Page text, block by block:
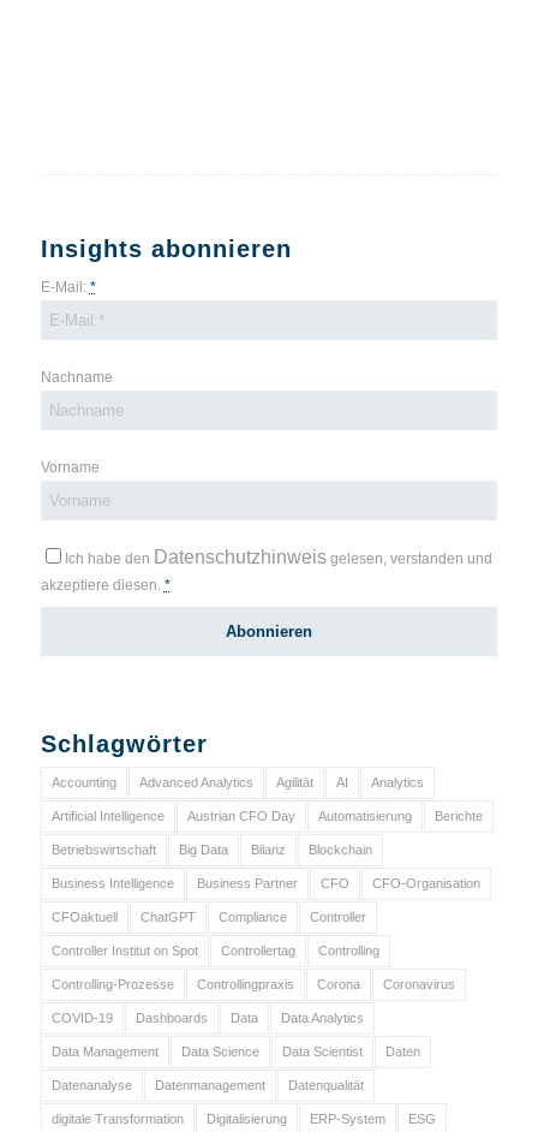
Insights abonnieren
E-Mail: *
Nachname
Vorname
Ich habe den Datenschutzhinweisgelesen, verstanden und
akzeptiere diesen. *
Schlagwörter
Accounting Advanced Analytics Agilität AI Analytics
Artificial Intelligence Austrian CFO Day Automatisierung Berichte
Betriebswirtschaft Big Data Bilanz Blockchain
Business Intelligence Business Partner CFO CFO-Organisation
CFOaktuell ChatGPT Compliance Controller
Controller Institut on Spot Controllertag Controlling
Controlling-Prozesse Controllingpraxis Corona Coronavirus
COVID-19 Dashboards Data Data Analytics
Data Management Data Science Data Scientist Daten
Datenanalyse Datenmanagement Datenqualität
digitale Transformation Digitalisierung ERP-System ESG